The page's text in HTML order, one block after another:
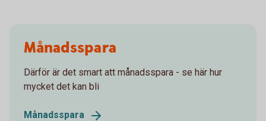
Månadsspara
Därför är det smart att månadsspara - se här hur
mycket det kan bli
Månadsspara